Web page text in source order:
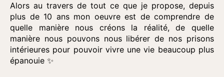
Alors au travers de tout ce que je propose, depuis
plus de 10 ans mon oeuvre est de comprendre de
quelle manière nous créons la réalité, de quelle
manière nous pouvons nous libérer de nos prisons
intérieures pour pouvoir vivre une vie beaucoup plus
épanouie ✨️